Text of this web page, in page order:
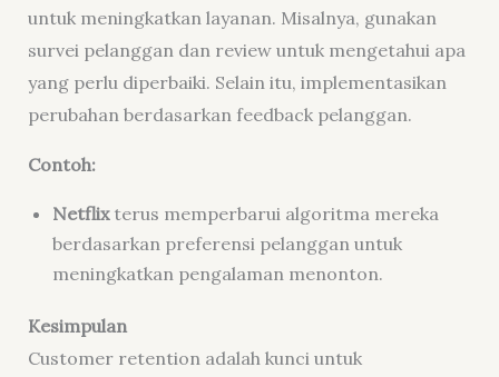
untuk meningkatkan layanan. Misalnya, gunakan
survei pelanggan dan review untuk mengetahui apa
yang perlu diperbaiki. Selain itu, implementasikan
perubahan berdasarkan feedback pelanggan.
Contoh:
Netflixterus memperbarui algoritma mereka
berdasarkan preferensi pelanggan untuk
meningkatkan pengalaman menonton.
Kesimpulan
Customer retention adalah kunci untuk